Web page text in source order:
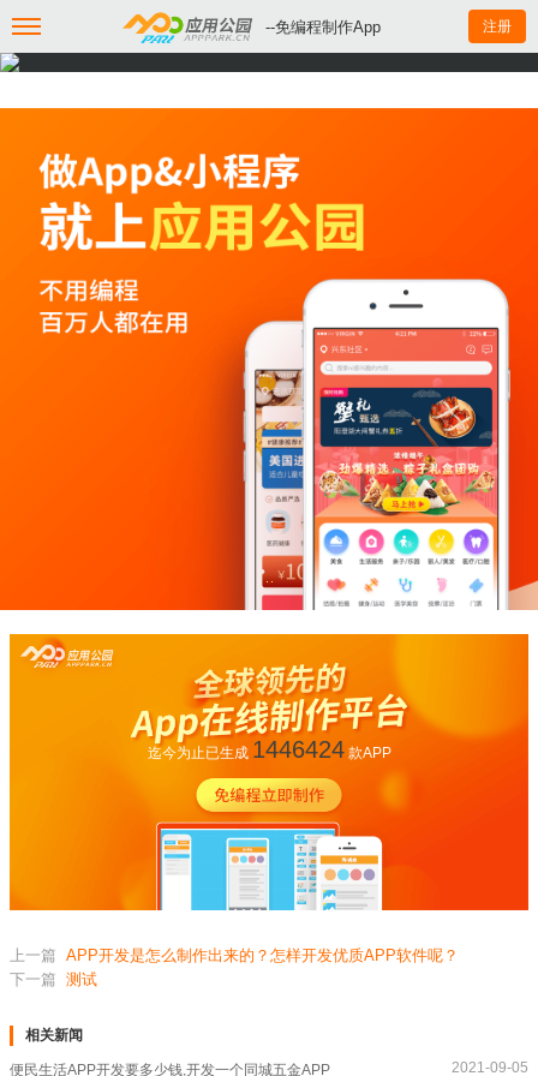
--免编程制作App 注册
迄今为止已生成 1446424款APP
上一篇 APP开发是怎么制作出来的？怎样开发优质APP软件呢？
下一篇 测试
相关新闻
便民生活APP开发要多少钱,开发一个同城五金APP 2021-09-05